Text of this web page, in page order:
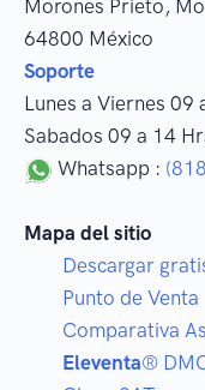
Morones Prieto,
64800 México
Soporte
Lunes a Viernes 09
Sabados 09 a 14
Whatsapp :
Mapa del sitio
Descargar
Punto de Venta
Comparativa
Eleventa®